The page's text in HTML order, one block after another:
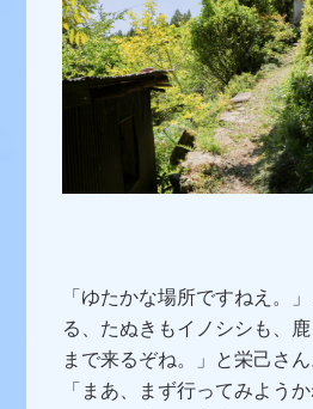
「ゆたかな場所ですねえ。
る、たぬきもイノシシも、
まで来るぞね。」と栄己さん
「まあ、まず行ってみよう